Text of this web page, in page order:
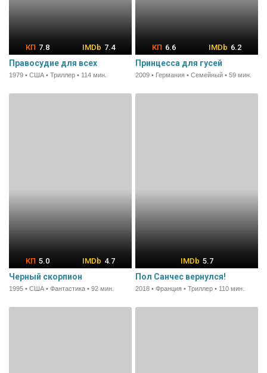
7.8 7.4
Правосудие для всех
1979 • США • Триллер • 114 мин.
6.6 6.2
Принцесса для гусей
2009 • Германия • Семейный • 59 мин.
5.0 4.7
Черный скорпион
1995 • США • Фантастика • 92 мин.
5.7
Пол Санчес вернулся!
2018 • Франция • Триллер • 110 мин.